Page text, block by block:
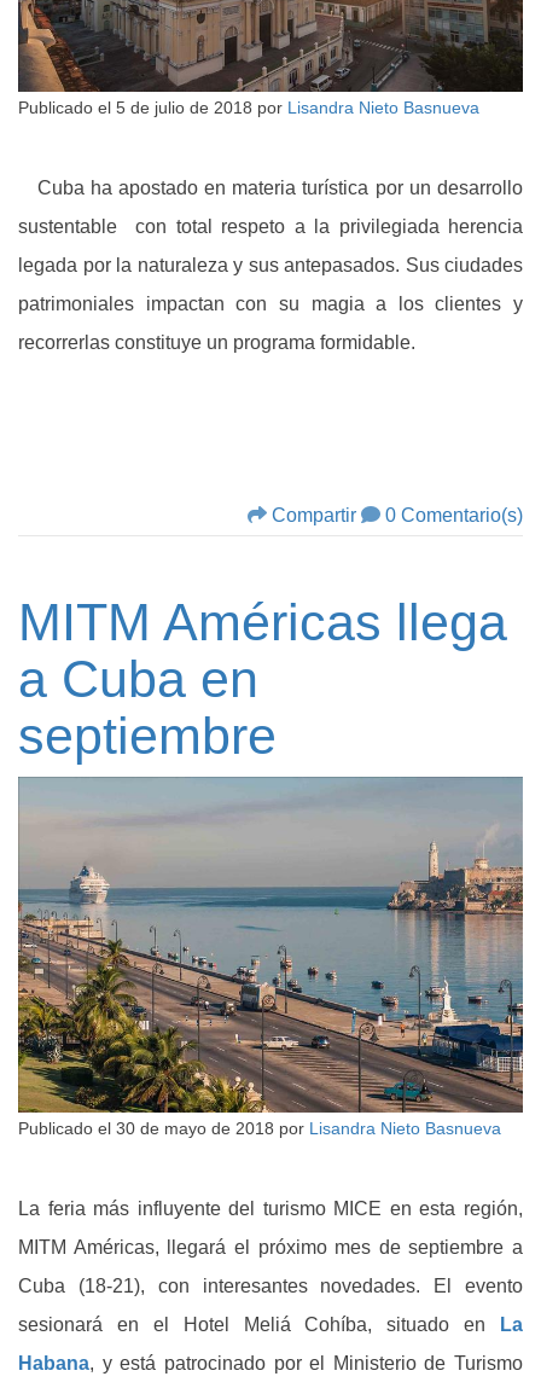
Publicado el 5 de julio de 2018 por Lisandra Nieto Basnueva
Cuba ha apostado en materia turística por un desarrollo
sustentable con total respeto a la privilegiada herencia
legada por la naturaleza y sus antepasados. Sus ciudades
patrimoniales impactan con su magia a los clientes y
recorrerlas constituye un programa formidable.
Compartir 0 Comentario(s)
MITM Américas llega
a Cuba en
septiembre
Publicado el 30 de mayo de 2018 por Lisandra Nieto Basnueva
La feria más influyente del turismo MICE en esta región,
MITM Américas, llegará el próximo mes de septiembre a
Cuba (18-21), con interesantes novedades. El evento
sesionará en el Hotel Meliá Cohíba, situado en
La
Habana, y está patrocinado por el Ministerio de Turismo